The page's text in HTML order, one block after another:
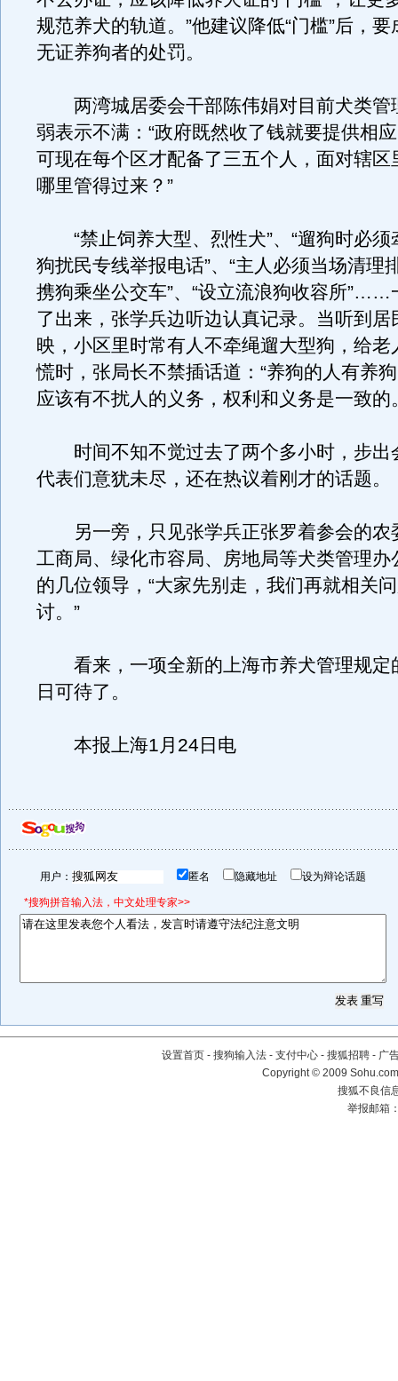
规范养犬的轨道。”他建议降低“门槛”后，
无证养狗者的处罚。
两湾城居委会干部陈伟娟对目前犬类管
弱表示不满：“政府既然收了钱就要提供相
可现在每个区才配备了三五个人，面对辖区
哪里管得过来？”
“禁止饲养大型、烈性犬”、“遛狗时必须
狗扰民专线举报电话”、“主人必须当场清理
携狗乘坐公交车”、“设立流浪狗收容所”……
了出来，张学兵边听边认真记录。当听到居
映，小区里时常有人不牵绳遛大型狗，给老
慌时，张局长不禁插话道：“养狗的人有养
应该有不扰人的义务，权利和义务是一致的
时间不知不觉过去了两个多小时，步出
代表们意犹未尽，还在热议着刚才的话题。
另一旁，只见张学兵正张罗着参会的农
工商局、绿化市容局、房地局等犬类管理办
的几位领导，“大家先别走，我们再就相关
讨。”
看来，一项全新的上海市养犬管理规定
日可待了。
本报上海1月24日电
用户： 匿名 隐藏地址 设为辩论话题
*搜狗拼音输入法，中文处理专家>>
设置首页 - 搜狗输入法 - 支付中心 - 搜狐招聘 - 广
Copyright © 2009
搜狐不良信
举报邮箱